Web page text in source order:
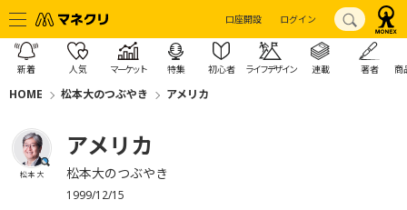
口座開設 ログイン
新着 人気 マーケット 特集 初心者 ライフデザイン 連載 著者 商
HOME 松本大のつぶやき アメリカ
松本 大
アメリカ
松本大のつぶやき
1999/12/15